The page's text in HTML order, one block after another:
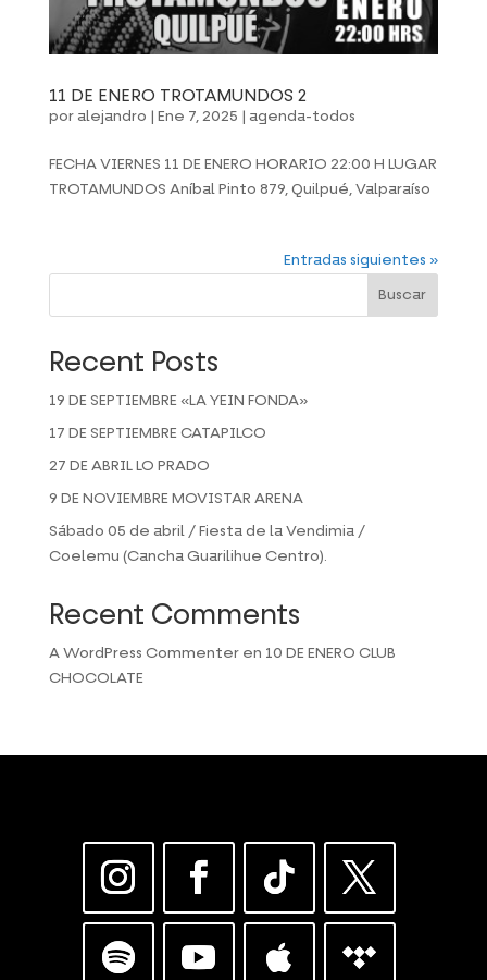
11 DE ENERO TROTAMUNDOS 2
por alejandro Ene 7, 2025 agenda-todos
FECHA VIERNES 11 DE ENERO HORARIO 22:00 H LUGAR
TROTAMUNDOS Aníbal Pinto 879, Quilpué, Valparaíso
Entradas siguientes »
Buscar
Recent Posts
19 DE SEPTIEMBRE «LA YEIN FONDA»
17 DE SEPTIEMBRE CATAPILCO
27 DE ABRIL LO PRADO
9 DE NOVIEMBRE MOVISTAR ARENA
Sábado 05 de abril / Fiesta de la Vendimia /
Coelemu (Cancha Guarilihue Centro).
Recent Comments
A WordPress Commenteren 10 DE ENERO CLUB
CHOCOLATE